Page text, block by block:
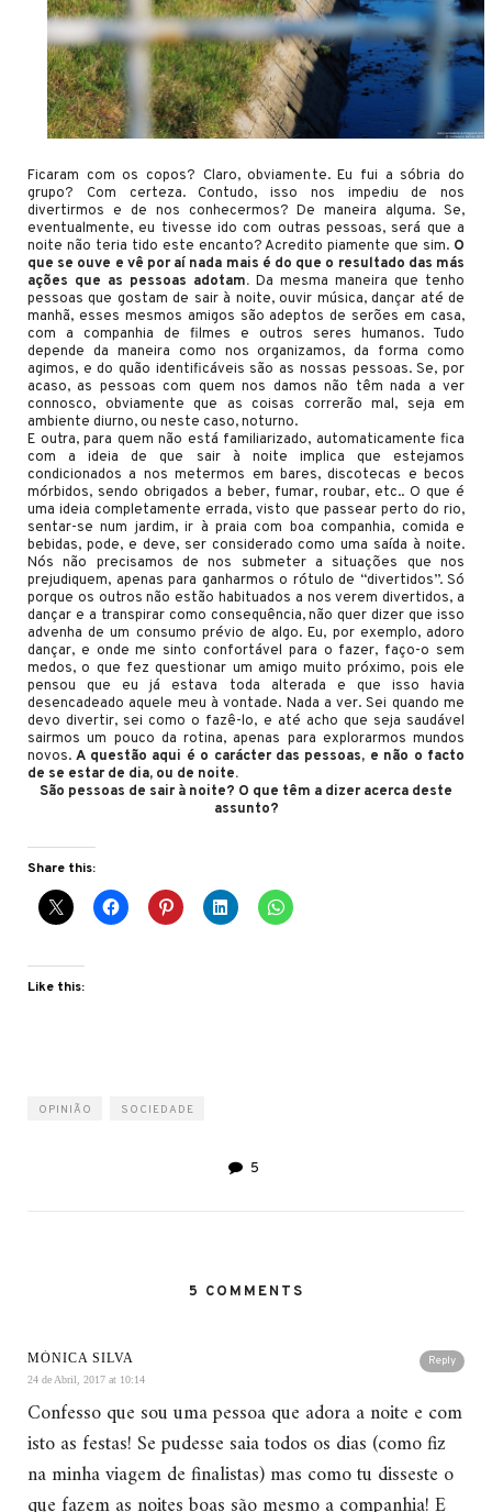
Ficaram com os copos? Claro, obviamente. Eu fui a sóbria do
grupo? Com certeza. Contudo, isso nos impediu de nos
divertirmos e de nos conhecermos? De maneira alguma. Se,
eventualmente, eu tivesse ido com outras pessoas, será que a
noite não teria tido este encanto? Acredito piamente que sim. O
que se ouve e vê por aí nada mais é do que o resultado das más
ações que as pessoas adotam. Da mesma maneira que tenho
pessoas que gostam de sair à noite, ouvir música, dançar até de
manhã, esses mesmos amigos são adeptos de serões em casa,
com a companhia de filmes e outros seres humanos. Tudo
depende da maneira como nos organizamos, da forma como
agimos, e do quão identificáveis são as nossas pessoas. Se, por
acaso, as pessoas com quem nos damos não têm nada a ver
connosco, obviamente que as coisas correrão mal, seja em
ambiente diurno, ou neste caso, noturno.
E outra, para quem não está familiarizado, automaticamente fica
com a ideia de que sair à noite implica que estejamos
condicionados a nos metermos em bares, discotecas e becos
mórbidos, sendo obrigados a beber, fumar, roubar, etc.. O que é
uma ideia completamente errada, visto que passear perto do rio,
sentar-se num jardim, ir à praia com boa companhia, comida e
bebidas, pode, e deve, ser considerado como uma saída à noite.
Nós não precisamos de nos submeter a situações que nos
prejudiquem, apenas para ganharmos o rótulo de “divertidos”. Só
porque os outros não estão habituados a nos verem divertidos, a
dançar e a transpirar como consequência, não quer dizer que isso
advenha de um consumo prévio de algo. Eu, por exemplo, adoro
dançar, e onde me sinto confortável para o fazer, faço-o sem
medos, o que fez questionar um amigo muito próximo, pois ele
pensou que eu já estava toda alterada e que isso havia
desencadeado aquele meu à vontade. Nada a ver. Sei quando me
devo divertir, sei como o fazê-lo, e até acho que seja saudável
sairmos um pouco da rotina, apenas para explorarmos mundos
novos.A questão aqui é o carácter das pessoas, e não o facto
de se estar de dia, ou de noite.
São pessoas de sair à noite? O que têm a dizer acerca deste
assunto?
Share this:
Like this:
OPINIÃO SOCIEDADE
5
5 COMMENTS
Reply
MÓNICA SILVA
24 de Abril, 2017 at 10:14
Confesso que sou uma pessoa que adora a noite e com
isto as festas! Se pudesse saia todos os dias (como fiz
na minha viagem de finalistas) mas como tu disseste o